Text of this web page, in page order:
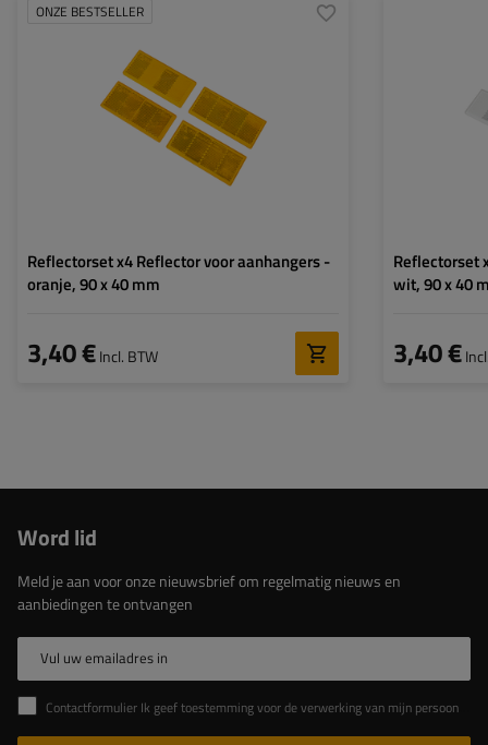
ONZE BESTSELLER
Reflectorset x4 Reflector voor aanhangers -
oranje, 90 x 40 mm
3,40 €Incl. BTW
Reflectorset
wit, 90 x 40
3,40 €
Word lid
Meld je aan voor onze nieuwsbrief om regelmatig nieuws en
aanbiedingen te ontvangen
Vul uw emailadres in
Contactformulier Ik geef toestemming voor de verwerking van mijn persoonlijke gegevens in het contactformulier in overeenstemming met de Verordening van het Europees Parlement en de Raad (EU)